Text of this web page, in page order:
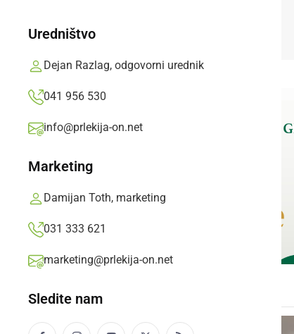
Uredništvo
Dejan Razlag, odgovorni urednik
041 956 530
info@prlekija-on.net
Marketing
Damijan Toth, marketing
031 333 621
marketing@prlekija-on.net
Sledite nam